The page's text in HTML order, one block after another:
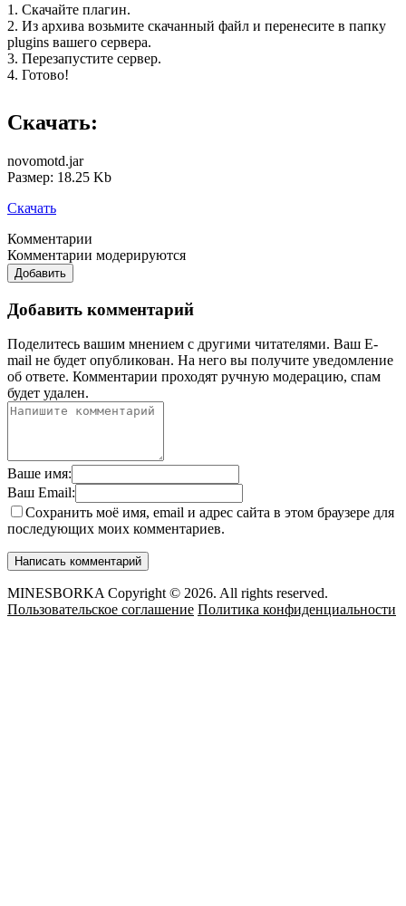
1. Скачайте плагин.
2. Из архива возьмите скачанный файл и перенесите в папку
plugins вашего сервера.
3. Перезапустите сервер.
4. Готово!
Скачать:
novomotd.jar
Размер: 18.25 Kb
Скачать
Комментарии
Комментарии модерируются
Добавить
Добавить комментарий
Поделитесь вашим мнением с другими читателями. Ваш E-
mail не будет опубликован. На него вы получите уведомление
об ответе. Комментарии проходят ручную модерацию, спам
будет удален.
Ваше имя:
Ваш Email:
Сохранить моё имя, email и адрес сайта в этом браузере для
последующих моих комментариев.
MINESBORKA Copyright © 2026. All rights reserved.
Пользовательское соглашение Политика конфиденциальности